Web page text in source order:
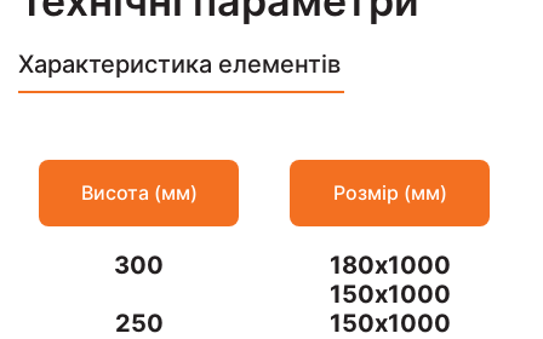
Характеристика елементів
Висота (мм)
300
250
Розмір (мм)
180х1000
150х1000
150х1000